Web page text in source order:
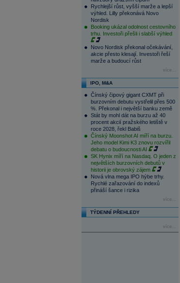
Rychlejší růst, vyšší marže a lepší
výhled. Lilly překonává Novo
Nordisk
Booking ukázal odolnost cestovního
trhu. Investoři přešli i slabší výhled
Novo Nordisk překonal očekávání,
akcie přesto klesají. Investoři řeší
marže a budoucí růst
více...
IPO, M&A
Čínský čipový gigant CXMT při
burzovním debutu vystřelil přes 500
%. Překonal i největší banku země
Stát by mohl dát na burzu až 40
procent akcií pražského letiště v
roce 2028, řekl Babiš
Čínský Moonshot AI míří na burzu.
Jeho model Kimi K3 znovu rozvířil
debatu o budoucnosti AI
SK Hynix míří na Nasdaq. O jeden z
největších burzovních debutů v
historii je obrovský zájem
Nová vlna mega IPO hýbe trhy.
Rychlé zařazování do indexů
přináší šance i rizika
více...
TÝDENNÍ PŘEHLEDY
více...